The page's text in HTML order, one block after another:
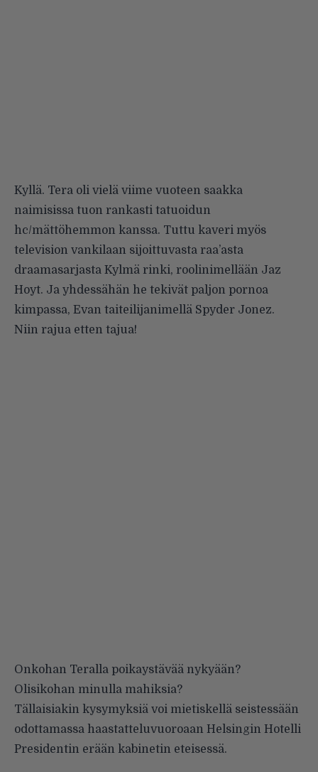
Kyllä. Tera oli vielä viime vuoteen saakka
naimisissa tuon rankasti tatuoidun
hc/mättöhemmon kanssa. Tuttu kaveri myös
television vankilaan sijoittuvasta raa’asta
draamasarjasta Kylmä rinki, roolinimellään Jaz
Hoyt. Ja yhdessähän he tekivät paljon pornoa
kimpassa, Evan taiteilijanimellä Spyder Jonez.
Niin rajua etten tajua!
Onkohan Teralla poikaystävää nykyään?
Olisikohan minulla mahiksia?
Tällaisiakin kysymyksiä voi mietiskellä seistessään
odottamassa haastatteluvuoroaan Helsingin Hotelli
Presidentin erään kabinetin eteisessä.